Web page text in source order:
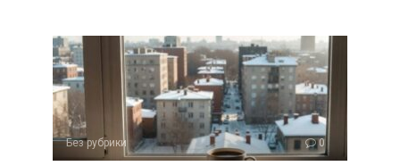
Без рубрики 0